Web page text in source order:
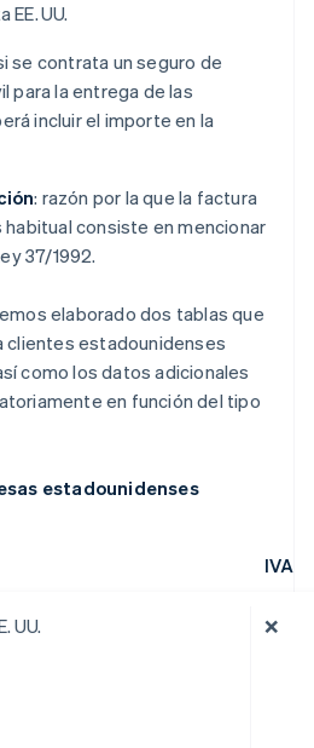
UU.
se contrata un seguro de
para la entrega de las
incluir el importe en la
: razón por la que la factura
habitual consiste en mencionar
37/1992.
elaborado dos tablas que
clientes estadounidenses
como los datos adicionales
en función del tipo
estadounidenses
IVA
UU. ❌